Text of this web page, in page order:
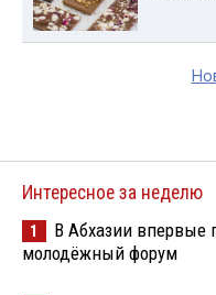
Интересное за неделю
1
В Абхазии впервые
молодёжный форум